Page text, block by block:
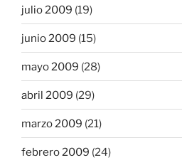
julio 2009 (19)
junio 2009 (15)
mayo 2009 (28)
abril 2009 (29)
marzo 2009 (21)
febrero 2009 (24)